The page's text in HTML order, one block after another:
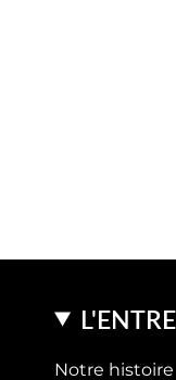
Notre histoire